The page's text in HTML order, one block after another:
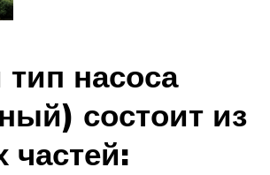
насоса
состоит из
частей: